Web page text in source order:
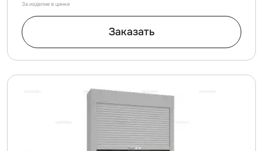
За изделие в цинке
Заказать